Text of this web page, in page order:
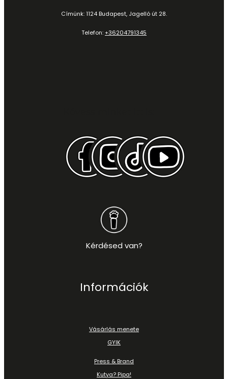
Címünk: 1124 Budapest, Jagelló út 28.
Telefon:+36204791345
Kérdésed van?
Információk
Vásárlás menete
GYIK
Press & Brand
Kutya? Pipa!